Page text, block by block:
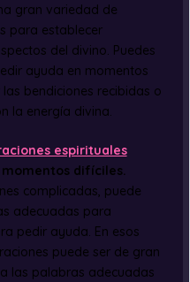
gran variedad de
para establecer
del divino. Puedes
ayuda en momentos
bendiciones recibidas o
la energía divina.
espirituales
difíciles.
complicadas, puede
adecuadas para
pedir ayuda. En esos
puede ser de gran
las palabras adecuadas